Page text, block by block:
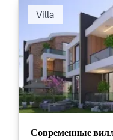
просторных
удобствами как для
Villa
Современные